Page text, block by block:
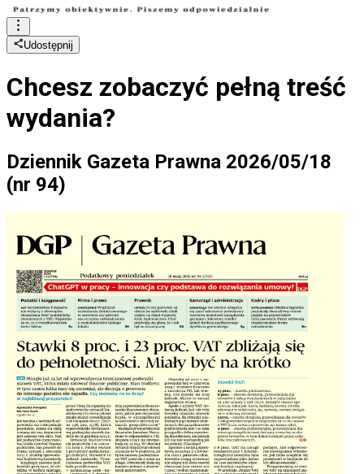
Udostępnij
Chcesz zobaczyć pełną treść
wydania?
Dziennik Gazeta Prawna 2026/05/18
(nr 94)